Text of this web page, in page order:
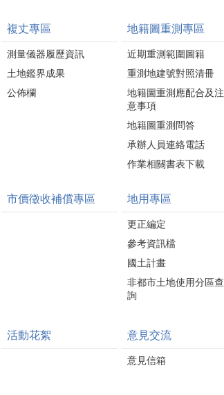
複丈專區
測量儀器履歷資訊
土地鑑界成果
公佈欄
地籍圖重測專區
近期重測範圍圖籍
重測地建號對照清冊
地籍圖重測應配合及注
意事項
地籍圖重測問答
承辦人員連絡電話
作業相關書表下載
市價徵收補償專區 地用專區
更正編定
參考資訊檔
國土計畫
非都市土地使用分區查
詢
活動花絮 意見交流
意見信箱